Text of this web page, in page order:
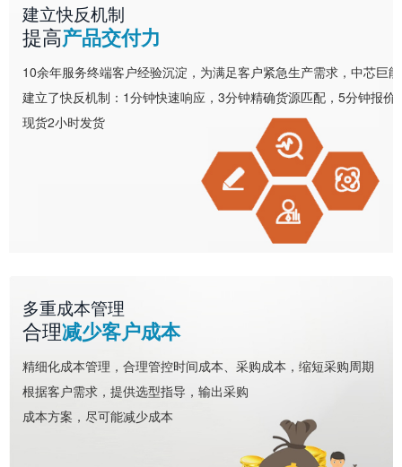
建立快反机制
提高产品交付力
10余年服务终端客户经验沉淀，为满足客户紧急生产需求，中芯巨能
建立了快反机制：1分钟快速响应，3分钟精确货源匹配，5分钟报价
现货2小时发货
多重成本管理
合理减少客户成本
精细化成本管理，合理管控时间成本、采购成本，缩短采购周期
根据客户需求，提供选型指导，输出采购
成本方案，尽可能减少成本